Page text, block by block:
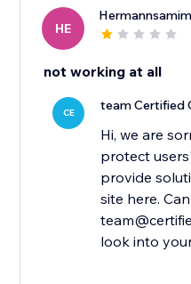
HE
not working at all
CE team Certified
Hi, we are
protect
provide
site here.
look into